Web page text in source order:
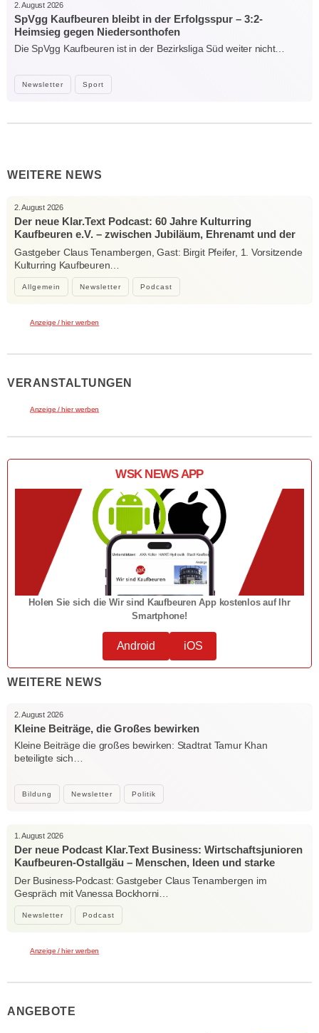
Newsletter Sport
2. August 2026
SpVgg Kaufbeuren bleibt in der Erfolgsspur – 3:2-
Heimsieg gegen Niedersonthofen
Die SpVgg Kaufbeuren ist in der Bezirksliga Süd weiter nicht…
WEITERE NEWS
Allgemein Newsletter Podcast
2. August 2026
Der neue Klar.Text Podcast: 60 Jahre Kulturring
Kaufbeuren e.V. – zwischen Jubiläum, Ehrenamt und der
Kraft der Kultur
Gastgeber Claus Tenambergen, Gast: Birgit Pfeifer, 1. Vorsitzende
Kulturring Kaufbeuren…
Anzeige / hier werben
VERANSTALTUNGEN
Anzeige / hier werben
WSK NEWS APP
Holen Sie sich die Wir sind Kaufbeuren App kostenlos auf Ihr
Smartphone!
Android iOS
WEITERE NEWS
Bildung Newsletter Politik
2. August 2026
Kleine Beiträge, die Großes bewirken
Kleine Beiträge die großes bewirken: Stadtrat Tamur Khan
beteiligte sich…
Newsletter Podcast
1. August 2026
Der neue Podcast Klar.Text Business: Wirtschaftsjunioren
Kaufbeuren-Ostallgäu – Menschen, Ideen und starke
Verbindungen
Der Business-Podcast: Gastgeber Claus Tenambergen im
Gespräch mit Vanessa Bockhorni…
Anzeige / hier werben
ANGEBOTE